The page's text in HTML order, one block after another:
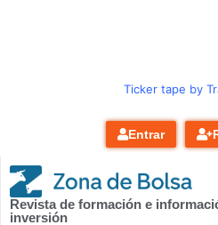
Ticker tape by
Entrar
Revista de formación e
inversión